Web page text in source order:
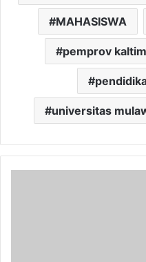
MAHASISWA
pemprov kaltim
universitas